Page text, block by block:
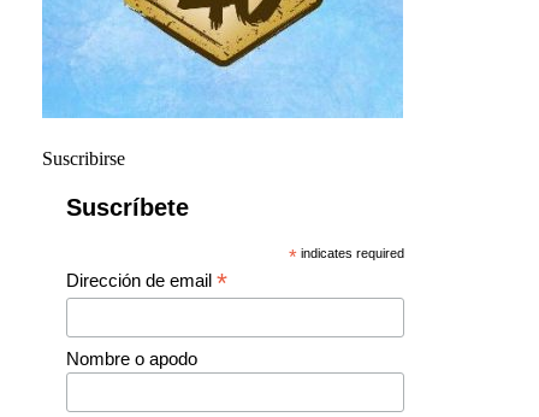
Suscribirse
Suscríbete
* indicates required
Dirección de email *
Nombre o apodo